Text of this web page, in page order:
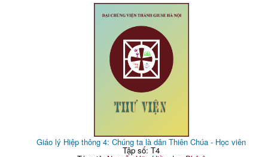
Giáo lý Hiệp thông 4: Chúng ta là dân Thiên Chúa - Học viên
Tập số: T4